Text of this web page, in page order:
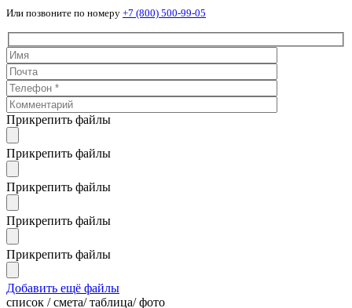
Или позвоните по номеру +7 (800) 500-99-05
Прикрепить файлы
Прикрепить файлы
Прикрепить файлы
Прикрепить файлы
Прикрепить файлы
Добавить ещё файлы
cписок / смета/ таблица/ фото